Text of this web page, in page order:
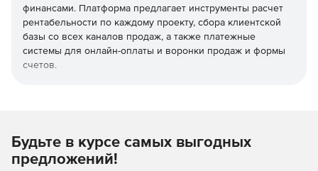
финансами. Платформа предлагает инструменты расчет
рентабельности по каждому проекту, сбора клиентской
базы со всех каналов продаж, а также платежные
системы для онлайн-оплаты и воронки продаж и формы
счетов.
взаимодействовать с коллегами по любому вопросу и
легко следить за денежным потоком. Есть готовые
Будьте в курсе самых выгодных
предложений!